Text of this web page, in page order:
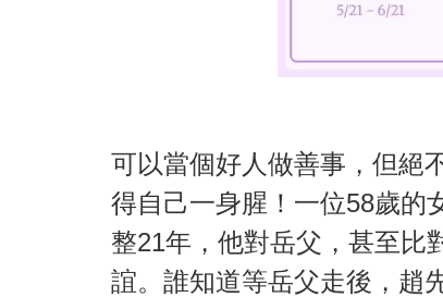
可以當個好人做善事，但絕
得自己一身腥！一位58歲的
整21年，他對岳父，甚至比
誼。誰知道等岳父走後，趙